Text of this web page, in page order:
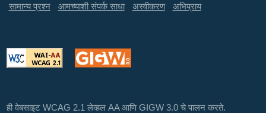
सामान्य प्रश्न आमच्याशी संपर्क साधा अस्वीकरण अभिप्राय
ही वेबसाइट WCAG 2.1 लेव्हल AA आणि GIGW 3.0 चे पालन करते.